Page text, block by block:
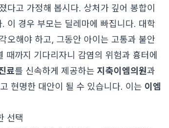
다고 가정해 봅시다. 상처가 깊어 봉합이
이 경우 부모는 딜레마에 빠집니다. 대학
오해야 하고, 그동안 아이는 고통과 불안
까지 기다리자니 감염의 위험과 흉터에
료를 신속하게 제공하는 지축이엠의원과
현명한 대안이 될 수 있습니다. 이는 이엠
선택